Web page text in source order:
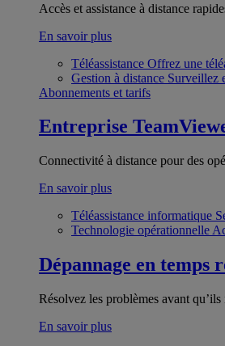
Accès et assistance à distance
En savoir plus
Téléassistance Offrez une
Gestion à distance Surveillez
Abonnements et tarifs
Entreprise
Connectivité à distance pour des
En savoir plus
Téléassistance informatique
Technologie opérationnelle
Dépannage en temps
Résolvez les problèmes avant
En savoir plus